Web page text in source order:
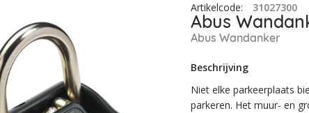
Artikelcode: 31027300
Abus
Abus Wandanker
Beschrijving
Niet elke parkeerplaats
parkeren. Het muur- en